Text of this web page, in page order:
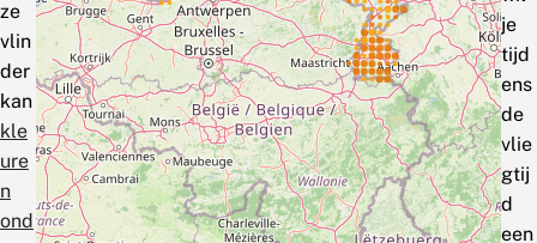
ze
vlin
der
kan
kle
ure
n
ond
je
tijd
ens
de
vlie
gtij
d
een